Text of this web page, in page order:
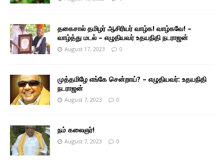
தகைசால் தமிழர் ஆசிரியர் வாழ்க! வாழ்கவே! –
வாழ்த்து மடல் – எழுதியவர் உதயநிதி நடராஜன்
August 17, 2023 0
முத்தமிழே எங்கே சென்றாய்? – எழுதியவர்: உதயநிதி
நடராஜன்
August 7, 2023 0
நம் கலைஞர்!
August 7, 2023 0